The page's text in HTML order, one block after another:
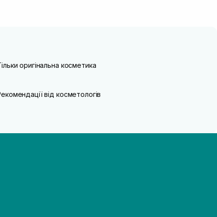
оригінальна косметика
від косметологів